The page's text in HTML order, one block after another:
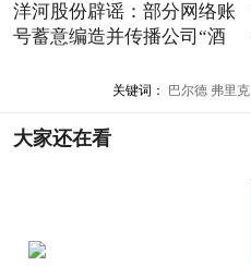
洋河股份辟谣：部分网络账
号蓄意编造并传播公司“酒
关键词： 巴尔德 弗里克
大家还在看